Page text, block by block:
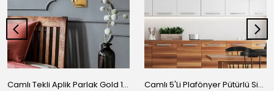
Camlı Tekli Aplik Parlak Gold 13175 Camlı 5'Li Plafönyer Pütürlü Siyah 11740